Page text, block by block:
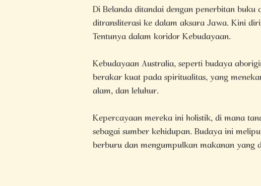
Di Belanda ditandai dengan penerbitan
ditransliterasi ke dalam aksara Jawa. Kini
Tentunya dalam koridor Kebudayaan.
Kebudayaan Australia, seperti budaya
berakar kuat pada spiritualitas, yang
alam, dan leluhur.
Kepercayaan mereka ini holistik, di mana
sebagai sumber kehidupan. Budaya ini
berburu dan mengumpulkan makanan